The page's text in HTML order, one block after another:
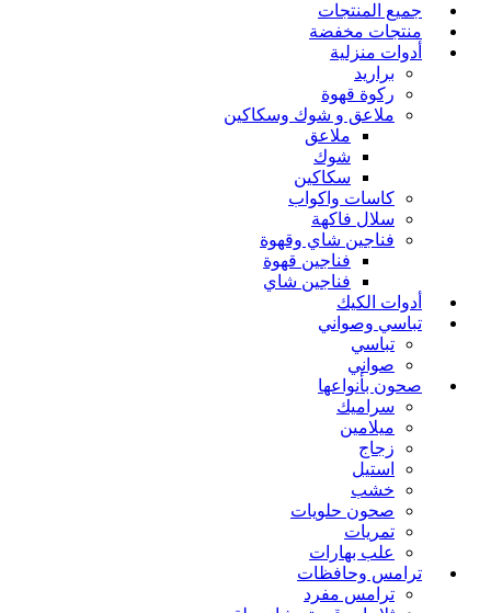
جميع المنتجات
منتجات مخفضة
أدوات منزلية
براريد
ركوة قهوة
ملاعق و شوك وسكاكين
ملاعق
شوك
سكاكين
كاسات واكواب
سلال فاكهة
فناجين شاي وقهوة
فناجين قهوة
فناجين شاي
أدوات الكيك
تباسي وصواني
تباسي
صواني
صحون بأنواعها
سراميك
ميلامين
زجاج
استيل
خشب
صحون حلويات
تمريات
علب بهارات
ترامس وحافظات
ترامس مفرد